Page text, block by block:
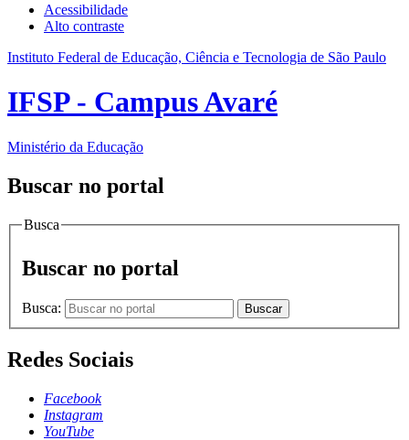
Acessibilidade
Alto contraste
Instituto Federal de Educação, Ciência e Tecnologia de São Paulo
IFSP - Campus Avaré
Ministério da Educação
Buscar no portal
Busca
Buscar no portal
Busca: Buscar
Redes Sociais
Facebook
Instagram
YouTube